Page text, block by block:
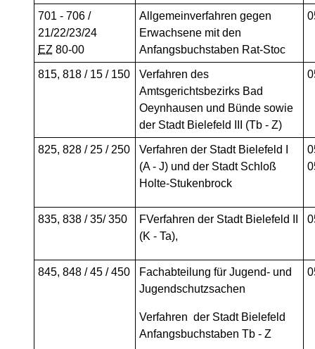
701 - 706 /
21/22/23/24
EZ 80-00
Allgemeinverfahren gegen
Erwachsene mit den
Anfangsbuchstaben Rat-Stoc
815, 818 / 15 / 150
Verfahren des
Amtsgerichtsbezirks Bad
Oeynhausen und Bünde sowie
der Stadt Bielefeld III (Tb - Z)
825, 828 / 25 / 250
Verfahren der Stadt Bielefeld I
(A - J) und der Stadt Schloß
Holte-Stukenbrock
835, 838 / 35/ 350
FVerfahren der Stadt Bielefeld II
(K - Ta),
845, 848 / 45 / 450
Fachabteilung für Jugend- und
Jugendschutzsachen
Verfahren der Stadt Bielefeld
Anfangsbuchstaben Tb - Z